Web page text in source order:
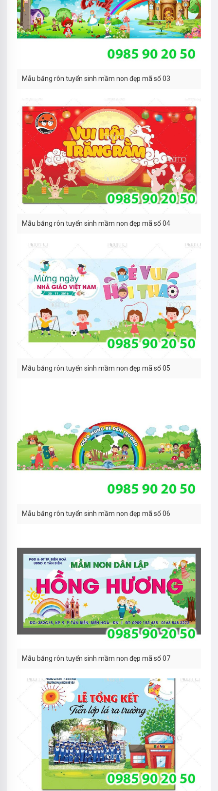
Mẫu băng rôn tuyển sinh mầm non đẹp mã số 03
Mẫu băng rôn tuyển sinh mầm non đẹp mã số 04
Mẫu băng rôn tuyển sinh mầm non đẹp mã số 05
Mẫu băng rôn tuyển sinh mầm non đẹp mã số 06
Mẫu băng rôn tuyển sinh mầm non đẹp mã số 07